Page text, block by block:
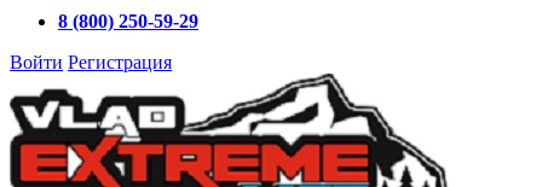
8 (800) 250-59-29
Войти Регистрация